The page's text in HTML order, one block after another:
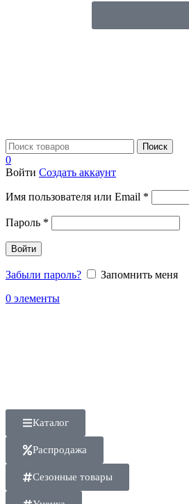
Поиск
0
Войти Создать аккаунт
Имя пользователя или Email *
Пароль *
Войти
Забыли пароль?
Запомнить меня
0 элементы
Каталог
Распродажа
Сезонные товары